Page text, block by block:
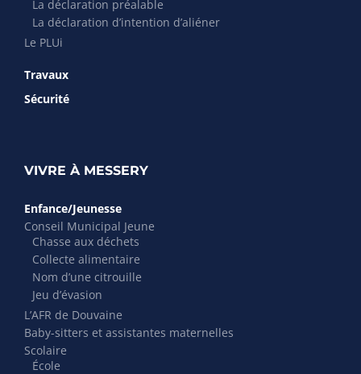
La déclaration préalable
La déclaration d’intention d’aliéner
Le PLUi
Travaux
Sécurité
VIVRE À MESSERY
Enfance/Jeunesse
Conseil Municipal Jeune
Chasse aux déchets
Collecte alimentaire
Nom d’une citrouille
Jeu d’évasion
L’AFR de Douvaine
Baby-sitters et assistantes maternelles
Scolaire
École